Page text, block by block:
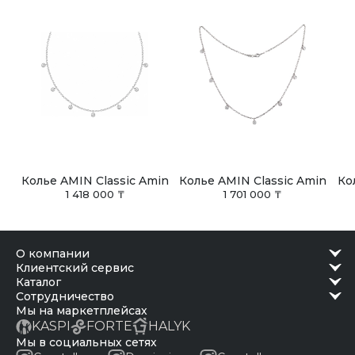
Колье AMIN Classic Amin
1 418 000 ₸
Колье AMIN Classic Amin
1 701 000 ₸
о компании
клиентский сервис
каталог
сотрудничество
Мы на маркетплейсах
KASPI FORTE HALYK
Мы в социальных сетях